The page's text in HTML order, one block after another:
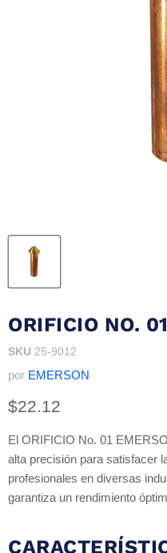
ORIFICIO NO.
SKU 25-9012
por EMERSON
Precio actual
$22.12
El ORIFICIO No. 01
alta precisión para satisfacer
profesionales en diversas
garantiza un rendimiento